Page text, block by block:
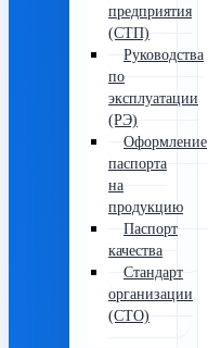
предприятия
(СТП)
Руководства
по
эксплуатации
(РЭ)
Оформление
паспорта
на
продукцию
Паспорт
качества
Стандарт
организации
(СТО)